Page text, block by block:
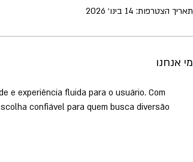
תאריך הצטרפות: 14 בינו׳ 2026
מי אנחנו
e experiência fluida para o usuário. Com
confiável para quem busca diversão